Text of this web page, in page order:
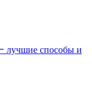
лучшие способы и